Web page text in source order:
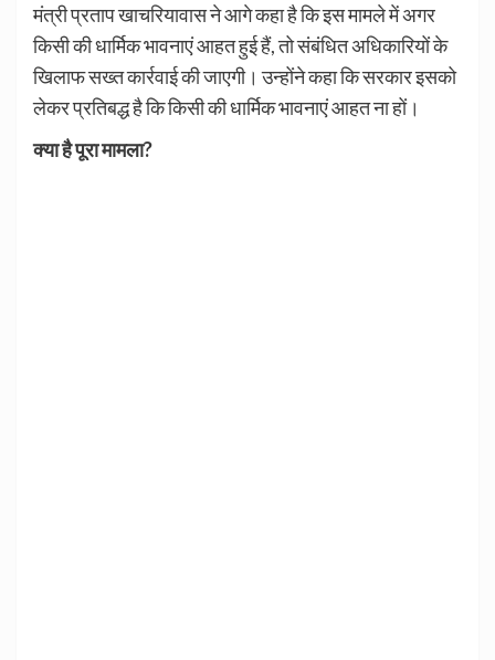
मंत्री प्रताप खाचरियावास ने आगे कहा है कि इस मामले में अगर
किसी की धार्मिक भावनाएं आहत हुई हैं, तो संबंधित अधिकारियों के
खिलाफ सख्त कार्रवाई की जाएगी। उन्होंने कहा कि सरकार इसको
लेकर प्रतिबद्ध है कि किसी की धार्मिक भावनाएं आहत ना हों।
क्या है पूरा मामला?